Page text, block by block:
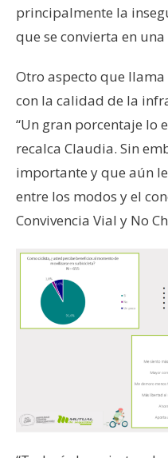
principalmente la
que se convierta en
Otro aspecto que
con la calidad de la
“Un gran porcentaje lo
recalca Claudia. Sin
importante y que aún
entre los modos y el
Convivencia Vial y No